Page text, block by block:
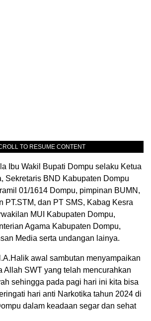
TO RESUME CONTENT
Ibu Wakil Bupati Dompu selaku Ketua
Sekretaris BND Kabupaten Dompu
01/1614 Dompu, pimpinan BUMN,
PT.STM, dan PT SMS, Kabag Kesra
MUI Kabupaten Dompu,
Agama Kabupaten Dompu,
Media serta undangan lainya.
awal sambutan menyampaikan
Allah SWT yang telah mencurahkan
sehingga pada pagi hari ini kita bisa
hari anti Narkotika tahun 2024 di
dalam keadaan segar dan sehat